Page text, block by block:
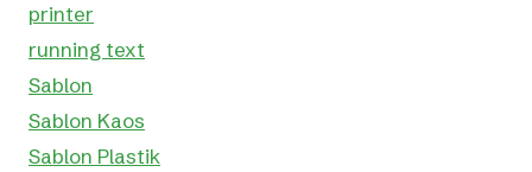
printer
running text
Sablon
Sablon Kaos
Sablon Plastik